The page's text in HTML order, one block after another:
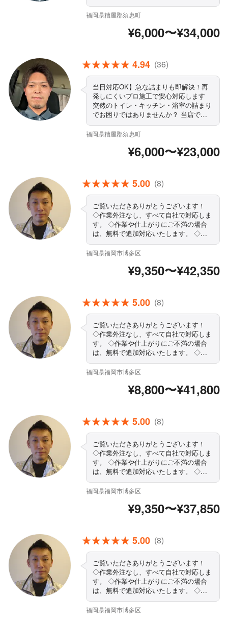
「とりあえず流すだけ」の応急処置では
なく、 詰まりの原因を徹底確認し、再
最短即日訪問・緊急対応可能 作業前に
必ず料金説明（追加請求なし） 豊富な
ッフ施工で安心対応。
福岡県糟屋郡須惠町
¥6,000〜¥34,000
4.94 (36)
当日対応OK】急な詰まりも即解決！再
発しにくいプロ施工で安心対応します
突然のトイレ・キッチン・浴室の詰まり
でお困りではありませんか？ 当店では
「とりあえず流すだけ」の応急処置では
なく、 詰まりの原因を徹底確認し、再
最短即日訪問・緊急対応可能 作業前に
必ず料金説明（追加請求なし） 豊富な
ッフ施工で安心対
福岡県糟屋郡須惠町
¥6,000〜¥23,000
5.00 (8)
ご覧いただきありがとうございます！
◇作業外注なし、すべて自社で対応しま
す。 ◇作業や仕上がりにご不満の場合
は、無料で追加対応いたします。 ◇作
業時はスリッパ持参でお伺いします ◇
営業時間外・対応地域外でもご要望お聞
ひ、一度プロの技をお試しください。
まずはお気軽にご相談ください！
福岡県福岡市博多区
¥9,350〜¥42,350
5.00 (8)
ご覧いただきありがとうございます！
◇作業外注なし、すべて自社で対応しま
す。 ◇作業や仕上がりにご不満の場合
は、無料で追加対応いたします。 ◇作
業時はスリッパ持参でお伺いします ◇
営業時間外・対応地域外でもご要望お聞
ひ、一度プロの技をお試しください。
まずはお気軽にご相談ください！
福岡県福岡市博多区
¥8,800〜¥41,800
5.00 (8)
ご覧いただきありがとうございます！
◇作業外注なし、すべて自社で対応しま
す。 ◇作業や仕上がりにご不満の場合
は、無料で追加対応いたします。 ◇作
業時はスリッパ持参でお伺いします ◇
営業時間外・対応地域外でもご要望お聞
ひ、一度プロの技をお試しください。
まずはお気軽にご相談ください！
福岡県福岡市博多区
¥9,350〜¥37,850
5.00 (8)
ご覧いただきありがとうございます！
◇作業外注なし、すべて自社で対応しま
す。 ◇作業や仕上がりにご不満の場合
は、無料で追加対応いたします。 ◇作
業時はスリッパ持参でお伺いします ◇
営業時間外・対応地域外でもご要望お聞
福岡県福岡市博多区